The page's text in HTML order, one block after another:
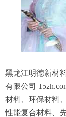
黑龙江明德新材
有限公司
材料、环保材料
性能复合材料、